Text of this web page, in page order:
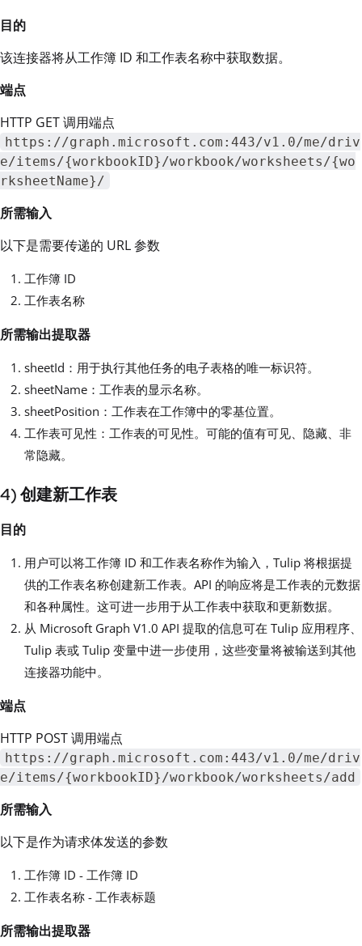
目的
该连接器将从工作簿 ID 和工作表名称中获取数据。
端点
HTTP GET 调用端点
https://graph.microsoft.com:443/v1.0/me/driv
e/items/{workbookID}/workbook/worksheets/{wo
rksheetName}/
所需输入
以下是需要传递的 URL 参数
工作簿 ID
工作表名称
所需输出提取器
sheetId：用于执行其他任务的电子表格的唯一标识符。
sheetName：工作表的显示名称。
sheetPosition：工作表在工作簿中的零基位置。
工作表可见性：工作表的可见性。可能的值有可见、隐藏、非
常隐藏。
4) 创建新工作表
目的
用户可以将工作簿 ID 和工作表名称作为输入，Tulip 将根据提
供的工作表名称创建新工作表。API 的响应将是工作表的元数据
和各种属性。这可进一步用于从工作表中获取和更新数据。
从 Microsoft Graph V1.0 API 提取的信息可在 Tulip 应用程序、
Tulip 表或 Tulip 变量中进一步使用，这些变量将被输送到其他
连接器功能中。
端点
HTTP POST 调用端点
https://graph.microsoft.com:443/v1.0/me/driv
e/items/{workbookID}/workbook/worksheets/add
所需输入
以下是作为请求体发送的参数
工作簿 ID - 工作簿 ID
工作表名称 - 工作表标题
所需输出提取器